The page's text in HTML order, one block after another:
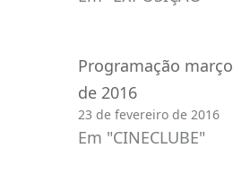
Programação março
de 2016
23 de fevereiro de 2016
Em "CINECLUBE"